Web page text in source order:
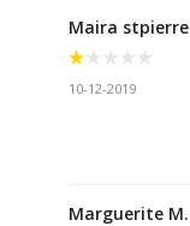
Maira stpierre
10-12-2019
Marguerite M.